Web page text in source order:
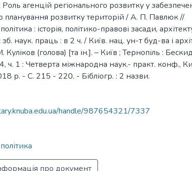
агенцій регіонального розвитку у
планування розвитку територій / А. П. Павлюк //
: історія, політико-правові засади,
зб. наук. праць : в 2 ч. / Київ. нац. ун-т буд-ва і
Куліков (голова) [та ін.]. – Київ ; Тернопіль :
ч. 1 : Четверта міжнародна наук.- практ. конф.,
р. - С. 215 - 220. - Бібліогр. : 2 назви.
handle/987654321/7337
про документ